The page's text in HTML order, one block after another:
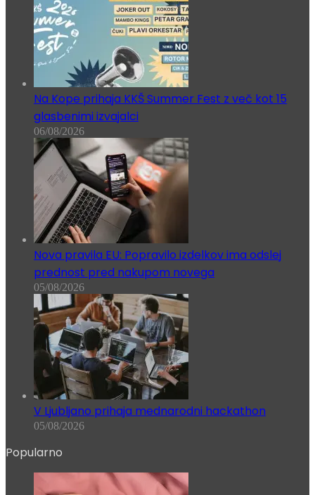
Na Kope prihaja KKŠ Summer Fest z več kot 15
glasbenimi izvajalci
06/08/2026
Nova pravila EU: Popravilo izdelkov ima odslej
prednost pred nakupom novega
05/08/2026
V Ljubljano prihaja mednarodni hackathon
05/08/2026
Popularno